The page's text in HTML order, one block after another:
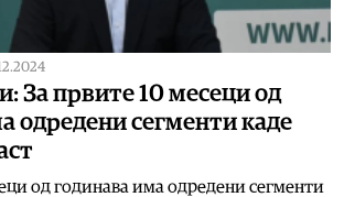
За првите 10 месеци од
одредени сегменти каде
од годинава има одредени сегменти